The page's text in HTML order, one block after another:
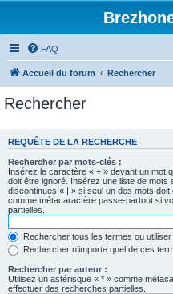
FAQ
Accueil du forum Rechercher
Rechercher
REQUÊTE DE LA RECHERCHE
Rechercher par mots-clés :
Insérez le caractère « + » devant un mot
doit être ignoré. Insérez une liste de
discontinues « | » si seul un des mots
comme métacaractère passe-partout si
partielles.
Rechercher tous les termes ou
Rechercher n’importe quel de ces
Rechercher par auteur :
Utilisez un astérisque « * » comme
effectuer des recherches partielles.